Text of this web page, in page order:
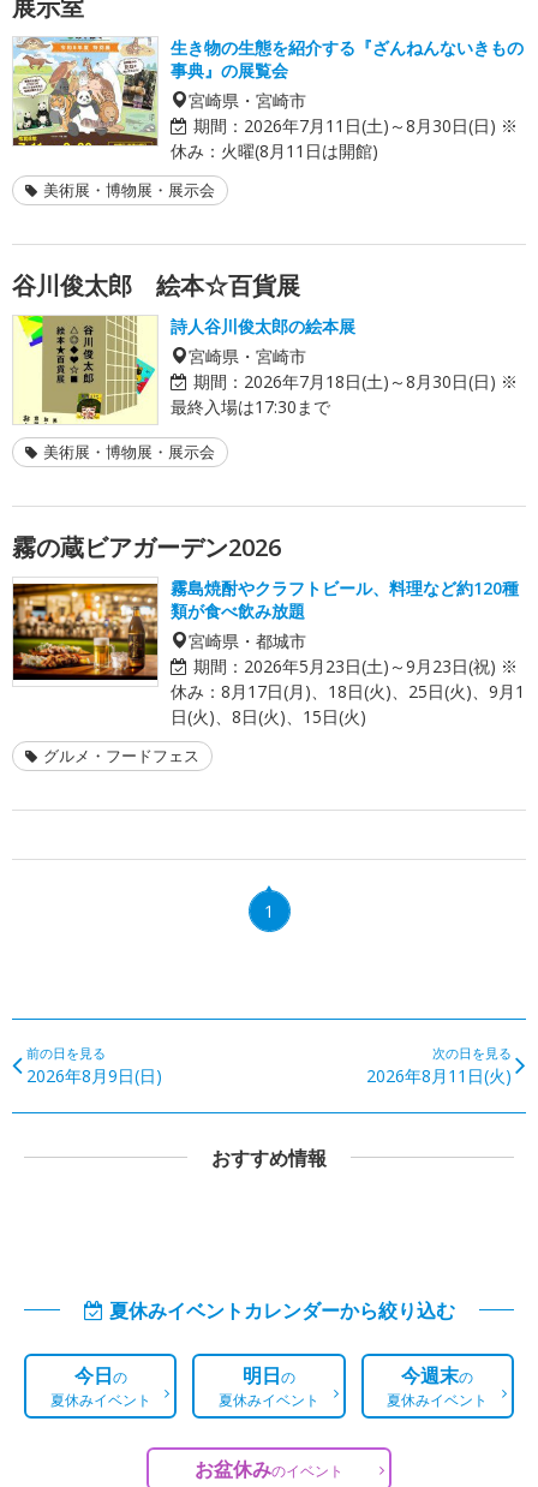
生き物の生態を紹介する『ざんねんないきもの
事典』の展覧会
宮崎県・宮崎市
期間： 2026年7月11日(土)～8月30日(日) ※
休み：火曜(8月11日は開館)
美術展・博物展・展示会
谷川俊太郎 絵本☆百貨展
詩人谷川俊太郎の絵本展
宮崎県・宮崎市
期間： 2026年7月18日(土)～8月30日(日) ※
最終入場は17:30まで
美術展・博物展・展示会
霧の蔵ビアガーデン2026
霧島焼酎やクラフトビール、料理など約120種
類が食べ飲み放題
宮崎県・都城市
期間： 2026年5月23日(土)～9月23日(祝) ※
休み：8月17日(月)、18日(火)、25日(火)、9月1
日(火)、8日(火)、15日(火)
グルメ・フードフェス
1
前の日を見る
2026年8月9日(日)
次の日を見る
2026年8月11日(火)
おすすめ情報
夏休みイベントカレンダーから絞り込む
今日の
夏休みイベント
明日の
夏休みイベント
今週末の
夏休みイベント
お盆休みのイベント